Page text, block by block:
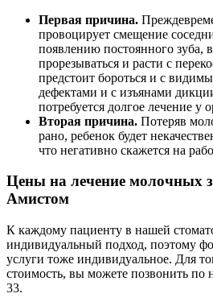
Первая причина.
провоцирует смещение
появлению постоянного зуба,
прорезываться и расти с
предстоит бороться и с
дефектами и с изъянами
потребуется долгое лечение у
Вторая причина. Потеряв
рано, ребенок будет
что негативно скажется на
Цены на лечение молочных
Амистом
К каждому пациенту в нашей
индивидуальный подход, поэтому
услуги тоже индивидуальное. Для
стоимость, вы можете позвонить по
33.